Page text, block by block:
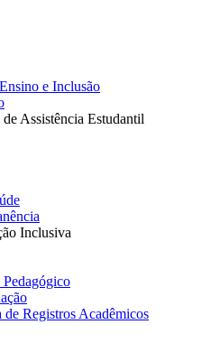
e Inclusão
Assistência Estudantil
Inclusiva
Registros Acadêmicos